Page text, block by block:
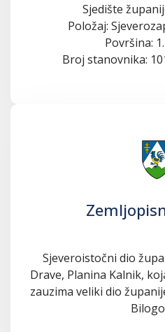
Sjedište
Položaj:
Površina:
Broj stanovnika:
Sjeveroistočni dio
Drave, Planina Kalnik,
zauzima veliki dio